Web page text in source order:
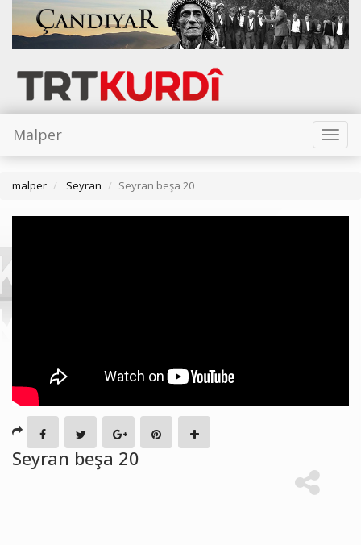
Toggle
Malper
malper Seyran Seyran beşa 20
Seyran beşa 20